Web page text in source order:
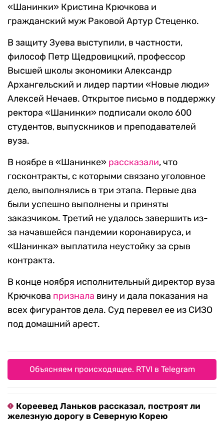
«Шанинки» Кристина Крючкова и
гражданский муж Раковой Артур Стеценко.
В защиту Зуева выступили, в частности,
философ Петр Щедровицкий, профессор
Высшей школы экономики Александр
Архангельский и лидер партии «Новые люди»
Алексей Нечаев. Открытое письмо в поддержку
ректора «Шанинки» подписали около 600
студентов, выпускников и преподавателей
вуза.
В ноябре в «Шанинке» рассказали, что
госконтракты, с которыми связано уголовное
дело, выполнялись в три этапа. Первые два
были успешно выполнены и приняты
заказчиком. Третий не удалось завершить из-
за начавшейся пандемии коронавируса, и
«Шанинка» выплатила неустойку за срыв
контракта.
В конце ноября исполнительный директор вуза
Крючкова признала вину и дала показания на
всех фигурантов дела. Суд перевел ее из СИЗО
под домашний арест.
Объясняем происходящее. RTVI в Telegram
Кореевед Ланьков рассказал, построят ли
железную дорогу в Северную Корею